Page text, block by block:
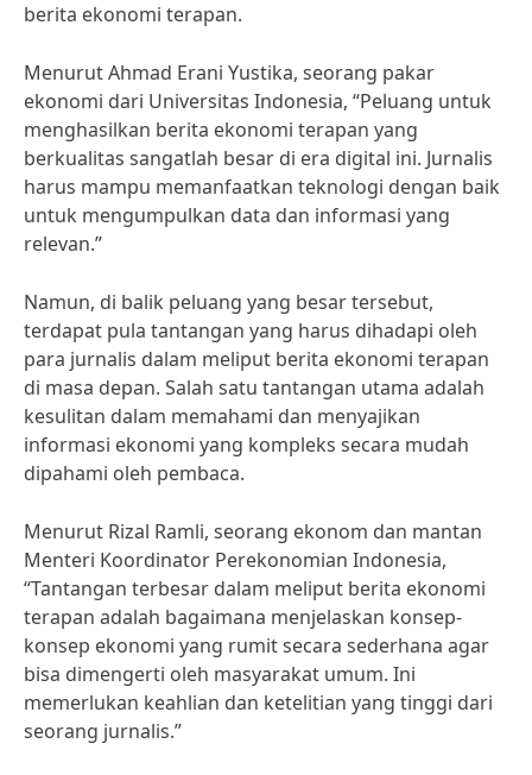
berita ekonomi terapan.
Menurut Ahmad Erani Yustika, seorang pakar
ekonomi dari Universitas Indonesia, “Peluang untuk
menghasilkan berita ekonomi terapan yang
berkualitas sangatlah besar di era digital ini. Jurnalis
harus mampu memanfaatkan teknologi dengan baik
untuk mengumpulkan data dan informasi yang
relevan.”
Namun, di balik peluang yang besar tersebut,
terdapat pula tantangan yang harus dihadapi oleh
para jurnalis dalam meliput berita ekonomi terapan
di masa depan. Salah satu tantangan utama adalah
kesulitan dalam memahami dan menyajikan
informasi ekonomi yang kompleks secara mudah
dipahami oleh pembaca.
Menurut Rizal Ramli, seorang ekonom dan mantan
Menteri Koordinator Perekonomian Indonesia,
“Tantangan terbesar dalam meliput berita ekonomi
terapan adalah bagaimana menjelaskan konsep-
konsep ekonomi yang rumit secara sederhana agar
bisa dimengerti oleh masyarakat umum. Ini
memerlukan keahlian dan ketelitian yang tinggi dari
seorang jurnalis.”